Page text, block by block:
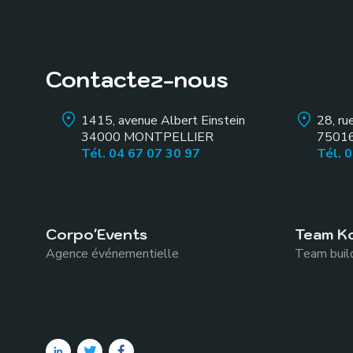
Contactez-nous
1415, avenue Albert Einstein
34000 MONTPELLIER
Tél. 04 67 07 30 97
28,
Tél.
Corpo'Events
Agence événementielle
Team
Team